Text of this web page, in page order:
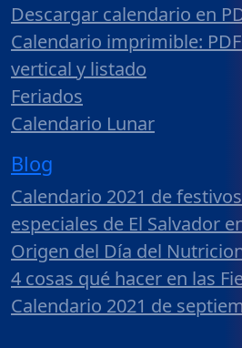
Descargar calendario en
Calendario imprimible:
vertical y listado
Feriados
Calendario Lunar
Blog
Calendario 2021 de
especiales de El Salvador
Origen del Día del
4 cosas qué hacer en las
Calendario 2021 de